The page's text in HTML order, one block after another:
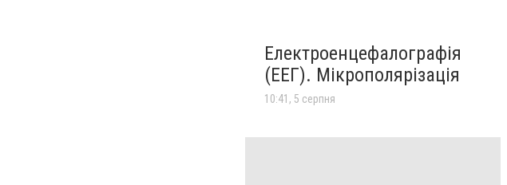
Електроенцефалографія
(ЕЕГ). Мікрополярізація
10:41, 5 серпня